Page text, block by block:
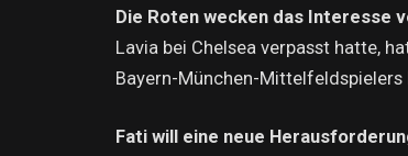
Die Roten wecken das Interesse
Lavia bei Chelsea verpasst hatte,
Bayern-München-
Fati will eine neue